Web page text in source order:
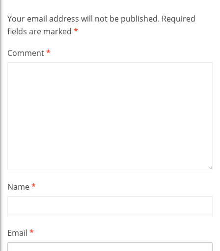
Your email address will not be published. Required
fields are marked *
Comment*
Name*
Email *